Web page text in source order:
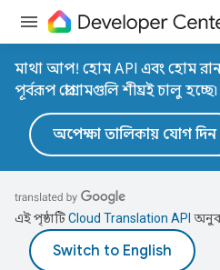
মাথা আপ! হোম API এবং হোম
পূর্বরূপ প্রোগ্রামগুলি শীঘ্রই চালু হচ্ছে৷
অপেক্ষা তালিকায় যোগ দিন
এই পৃষ্ঠাটিCloud Translation API